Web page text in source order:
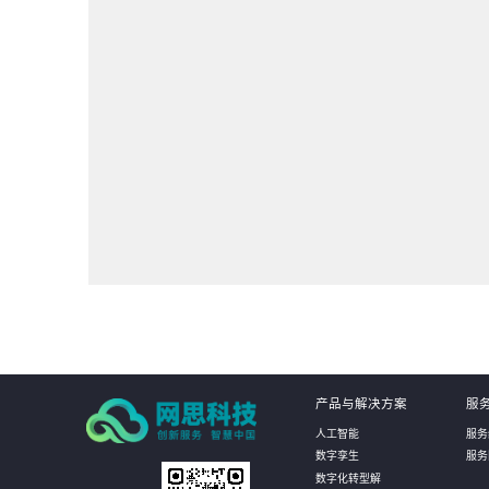
产品与解决方案
人工智能
数字孪生
数字化转型解
服
服
服